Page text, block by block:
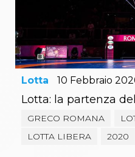
Lotta 10 Febbraio
Lotta: la partenza
GRECO ROMANA
LOTTA LIBERA
2020